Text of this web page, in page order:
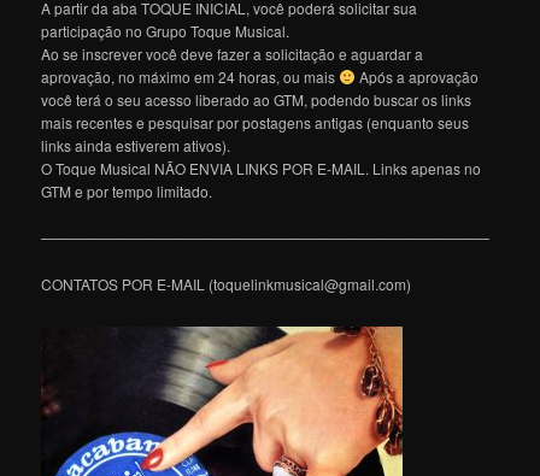
A partir da aba TOQUE INICIAL, você poderá solicitar sua
participação no Grupo Toque Musical.
Ao se inscrever você deve fazer a solicitação e aguardar a
aprovação, no máximo em 24 horas, ou mais
Após a aprovação
você terá o seu acesso liberado ao GTM, podendo buscar os links
mais recentes e pesquisar por postagens antigas (enquanto seus
links ainda estiverem ativos).
O Toque Musical NÃO ENVIA LINKS POR E-MAIL. Links apenas no
GTM e por tempo limitado.
———————————————————————————————
CONTATOS POR E-MAIL (toquelinkmusical@gmail.com)